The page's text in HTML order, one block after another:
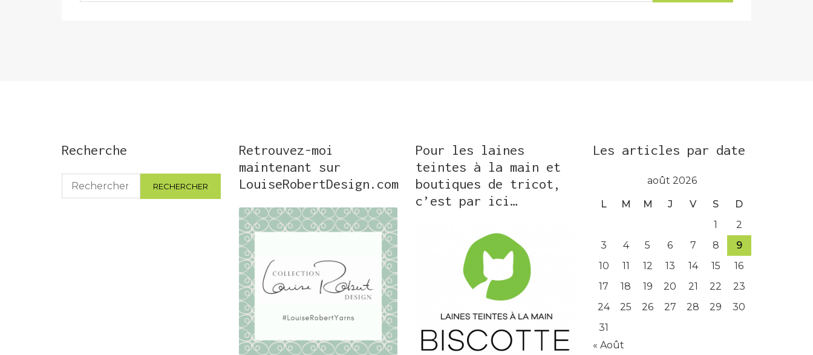
Recherche
Rechercher :
Retrouvez-moi
maintenant sur
LouiseRobertDesign.com
Pour les laines
teintes à la main et
boutiques de tricot,
c’est par ici…
Les articles par date
août 2026
L M M J V S
D
1
2
3
4 5 6 7 8
9
10
11 12 13 14 15
16
17
18 19 20 21 22
23
24
25 26 27 28 29
30
31
« Août